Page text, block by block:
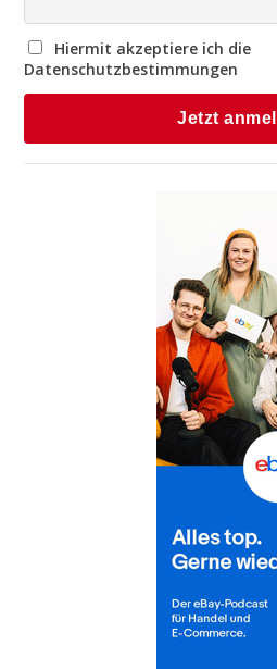
Hiermit akzeptiere ich die
Datenschutzbestimmungen